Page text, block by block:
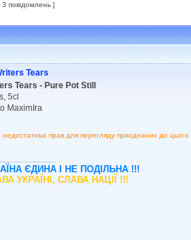
3 повідомлень ]
Tears
Tears - Pure Pot Still
5cl
MaximIra
недостатньо прав для перегляду приєднаних до цього
ЄДИНА І НЕ ПОДІЛЬНА !!!
УКРАЇНІ, СЛАВА НАЦІЇ !!!